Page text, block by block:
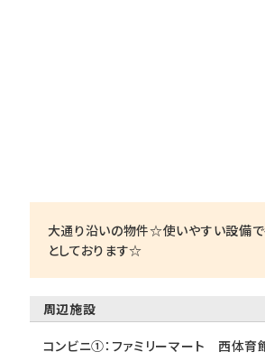
大通り沿いの物件☆使いやすい設備
としております☆
周辺施設
コンビニ①：ファミリーマート 西体